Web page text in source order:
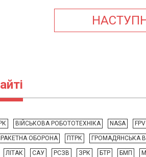
ВІЙСЬКОВА РОБОТОТЕХНІКА NASA
ОБОРОНА ПТРК ГРОМАДЯНСЬКА
ЛІТАК САУ РСЗВ ЗРК БТР БМП